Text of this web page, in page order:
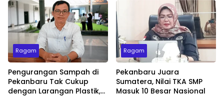
Ragam
Pengurangan Sampah di
Pekanbaru Tak Cukup
dengan Larangan Plastik,
Ragam
Pekanbaru Juara
Sumatera, Nilai TKA SMP
Masuk 10 Besar Nasional